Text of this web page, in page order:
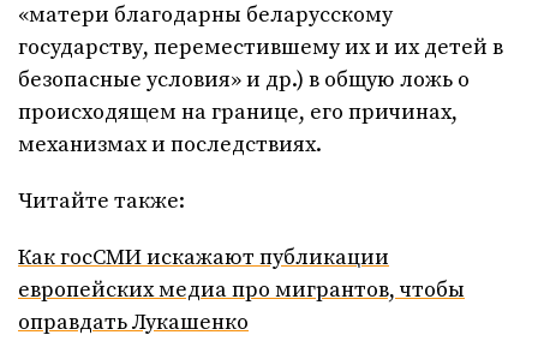
«матери благодарны беларусскому
государству, переместившему их и их детей в
безопасные условия» и др.) в общую ложь о
происходящем на границе, его причинах,
механизмах и последствиях.
Читайте также:
Как госСМИ искажают публикации
европейских медиа про мигрантов, чтобы
оправдать Лукашенко